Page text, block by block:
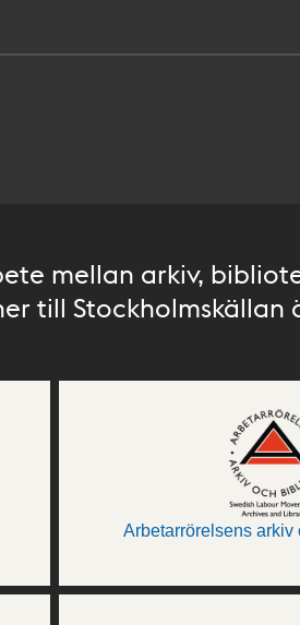
mellan arkiv,
till Stockholmskällan
Arbetarrörelsens arkiv